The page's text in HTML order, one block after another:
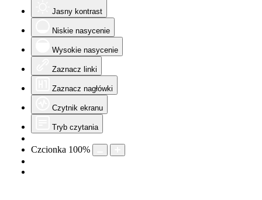
Jasny kontrast
Niskie nasycenie
Wysokie nasycenie
Zaznacz linki
Zaznacz nagłówki
Czytnik ekranu
Tryb czytania
Czcionka 100%